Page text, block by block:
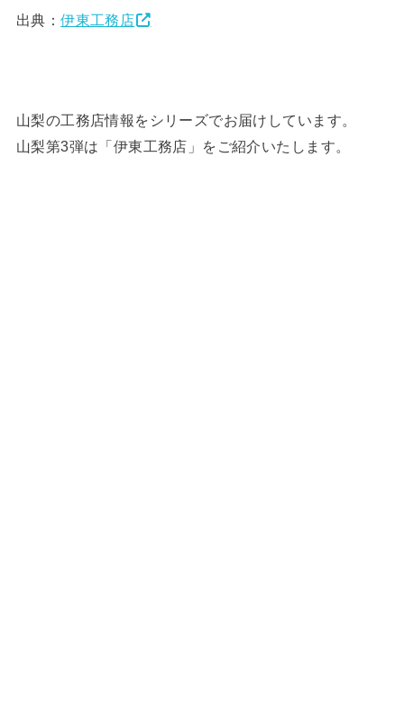
出典：伊東工務店
山梨の工務店情報をシリーズでお届けしています。
山梨第3弾は「伊東工務店」をご紹介いたします。